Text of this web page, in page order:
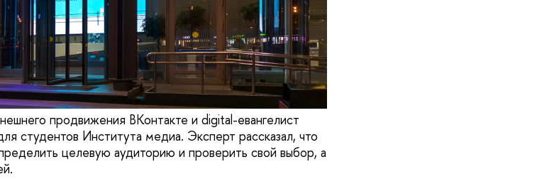
продвижения ВКонтакте и digital-евангелист
студентов Института медиа. Эксперт рассказал, что
целевую аудиторию и проверить свой выбор, а